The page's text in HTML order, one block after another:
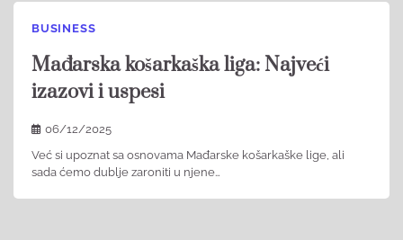
BUSINESS
Mađarska košarkaška liga: Najveći
izazovi i uspesi
06/12/2025
Već si upoznat sa osnovama Mađarske košarkaške lige, ali
sada ćemo dublje zaroniti u njene…